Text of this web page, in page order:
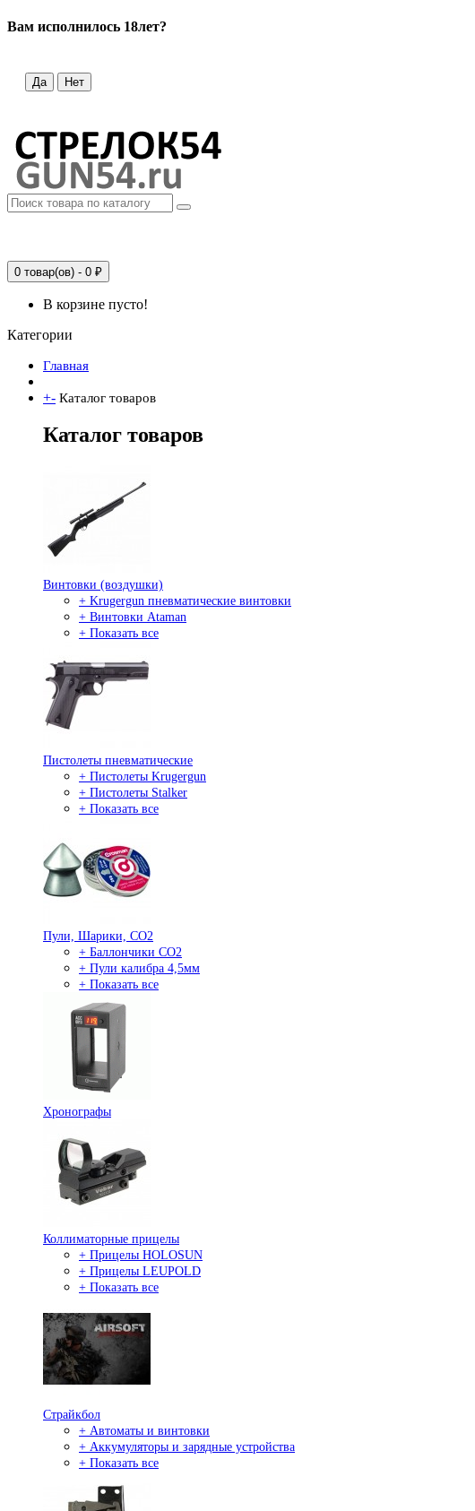
Вам исполнилось 18лет?
Да Нет
0 товар(ов) - 0 ₽
В корзине пусто!
Категории
Главная
+- Каталог товаров
Каталог товаров
Винтовки (воздушки)
+ Krugergun пневматические винтовки
+ Винтовки Ataman
+ Показать все
Пистолеты пневматические
+ Пистолеты Krugergun
+ Пистолеты Stalker
+ Показать все
Пули, Шарики, СО2
+ Баллончики СО2
+ Пули калибра 4,5мм
+ Показать все
Хронографы
Коллиматорные прицелы
+ Прицелы HOLOSUN
+ Прицелы LEUPOLD
+ Показать все
Страйкбол
+ Автоматы и винтовки
+ Аккумуляторы и зарядные устройства
+ Показать все